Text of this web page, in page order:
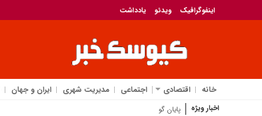
اینفوگرافیک ویدئو یادداشت
خانه اقتصادی اجتماعی مدیریت شهری ایران و جهان
اخبار ویژه پایان گوگل اسیستنت؛ جمینا